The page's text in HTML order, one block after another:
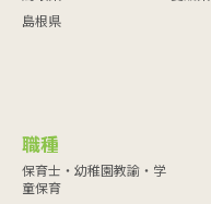
島根県
職種
保育士・幼稚園教諭・学
童保育